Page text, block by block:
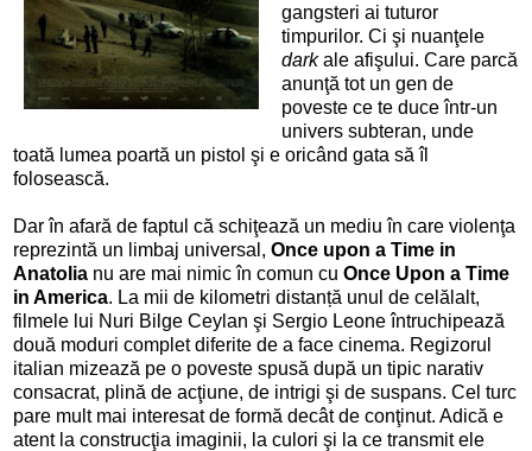
gangsteri ai tuturor
timpurilor. Ci şi nuanţele
darkale afişului. Care parcă
anunţă tot un gen de
poveste ce te duce într-un
univers subteran, unde
toată lumea poartă un pistol şi e oricând gata să îl
folosească.
Dar în afară de faptul că schiţează un mediu în care violenţa
reprezintă un limbaj universal, Once upon a Time in
Anatolia nu are mai nimic în comun cu Once Upon a Time
in America. La mii de kilometri distanță unul de celălalt,
filmele lui Nuri Bilge Ceylan şi Sergio Leone întruchipează
două moduri complet diferite de a face cinema. Regizorul
italian mizează pe o poveste spusă după un tipic narativ
consacrat, plină de acţiune, de intrigi şi de suspans. Cel turc
pare mult mai interesat de formă decât de conţinut. Adică e
atent la construcţia imaginii, la culori şi la ce transmit ele